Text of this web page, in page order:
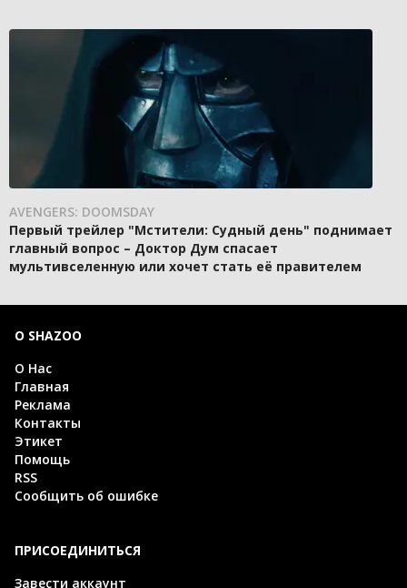
AVENGERS: DOOMSDAY
Первый трейлер "Мстители: Судный день" поднимает
главный вопрос – Доктор Дум спасает
мультивселенную или хочет стать её правителем
О SHAZOO
О Нас
Главная
Реклама
Контакты
Этикет
Помощь
RSS
Сообщить об ошибке
ПРИСОЕДИНИТЬСЯ
Завести аккаунт